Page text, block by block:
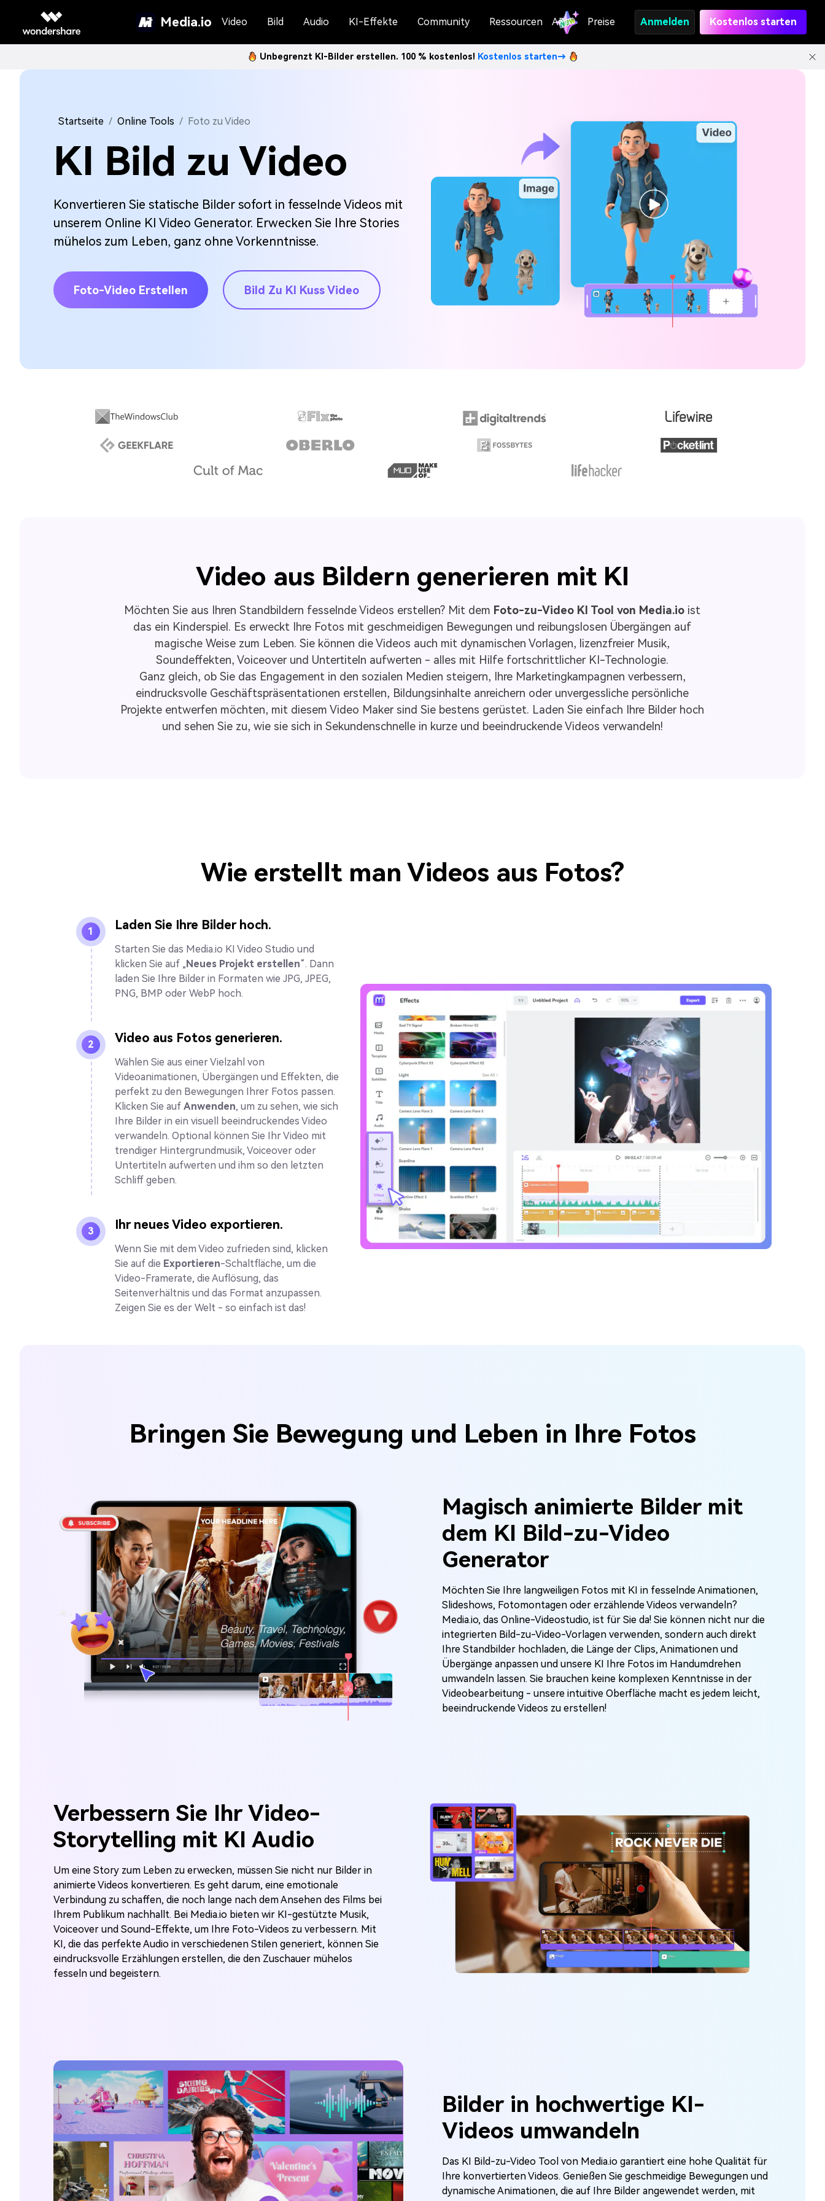
Media.io Video Bild Audio KI-Effekte Community Ressourcen API Preise Anmelden Kostenlos starten
Unbegrenzt KI-Bilder erstellen. 100 % kostenlos! Kostenlos starten→
Startseite Online Tools Foto zu Video
KI Bild zu Video
Konvertieren Sie statische Bilder sofort in fesselnde Videos mit
unserem Online KI Video Generator. Erwecken Sie Ihre Stories
mühelos zum Leben, ganz ohne Vorkenntnisse.
Foto-Video Erstellen Bild Zu KI Kuss Video
Video aus Bildern generieren mit KI
Möchten Sie aus Ihren Standbildern fesselnde Videos erstellen? Mit dem Foto-zu-Video KI Tool von Media.io ist
das ein Kinderspiel. Es erweckt Ihre Fotos mit geschmeidigen Bewegungen und reibungslosen Übergängen auf
magische Weise zum Leben. Sie können die Videos auch mit dynamischen Vorlagen, lizenzfreier Musik,
Soundeffekten, Voiceover und Untertiteln aufwerten - alles mit Hilfe fortschrittlicher KI-Technologie.
Ganz gleich, ob Sie das Engagement in den sozialen Medien steigern, Ihre Marketingkampagnen verbessern,
eindrucksvolle Geschäftspräsentationen erstellen, Bildungsinhalte anreichern oder unvergessliche persönliche
Projekte entwerfen möchten, mit diesem Video Maker sind Sie bestens gerüstet. Laden Sie einfach Ihre Bilder hoch
und sehen Sie zu, wie sie sich in Sekundenschnelle in kurze und beeindruckende Videos verwandeln!
Wie erstellt man Videos aus Fotos?
1 Laden Sie Ihre Bilder hoch.
Starten Sie das Media.io KI Video Studio und
klicken Sie auf „ Neues Projekt erstellen“. Dann
laden Sie Ihre Bilder in Formaten wie JPG, JPEG,
PNG, BMP oder WebP hoch.
2 Video aus Fotos generieren.
Wählen Sie aus einer Vielzahl von
Videoanimationen, Übergängen und Effekten, die
perfekt zu den Bewegungen Ihrer Fotos passen.
Klicken Sie auf Anwenden, um zu sehen, wie sich
Ihre Bilder in ein visuell beeindruckendes Video
verwandeln. Optional können Sie Ihr Video mit
trendiger Hintergrundmusik, Voiceover oder
Untertiteln aufwerten und ihm so den letzten
Schliff geben.
3 Ihr neues Video exportieren.
Wenn Sie mit dem Video zufrieden sind, klicken
Sie auf die Exportieren-Schaltfläche, um die
Video-Framerate, die Auflösung, das
Seitenverhältnis und das Format anzupassen.
Zeigen Sie es der Welt - so einfach ist das!
Bringen Sie Bewegung und Leben in Ihre Fotos
Magisch animierte Bilder mit
dem KI Bild-zu-Video
Generator
Möchten Sie Ihre langweiligen Fotos mit KI in fesselnde Animationen,
Slideshows, Fotomontagen oder erzählende Videos verwandeln?
Media.io, das Online-Videostudio, ist für Sie da! Sie können nicht nur die
integrierten Bild-zu-Video-Vorlagen verwenden, sondern auch direkt
Ihre Standbilder hochladen, die Länge der Clips, Animationen und
Übergänge anpassen und unsere KI Ihre Fotos im Handumdrehen
umwandeln lassen. Sie brauchen keine komplexen Kenntnisse in der
Videobearbeitung - unsere intuitive Oberfläche macht es jedem leicht,
beeindruckende Videos zu erstellen!
Verbessern Sie Ihr Video-
Storytelling mit KI Audio
Um eine Story zum Leben zu erwecken, müssen Sie nicht nur Bilder in
animierte Videos konvertieren. Es geht darum, eine emotionale
Verbindung zu schaffen, die noch lange nach dem Ansehen des Films bei
Ihrem Publikum nachhallt. Bei Media.io bieten wir KI-gestützte Musik,
Voiceover und Sound-Effekte, um Ihre Foto-Videos zu verbessern. Mit
KI, die das perfekte Audio in verschiedenen Stilen generiert, können Sie
eindrucksvolle Erzählungen erstellen, die den Zuschauer mühelos
fesseln und begeistern.
Bilder in hochwertige KI-
Videos umwandeln
Das KI Bild-zu-Video Tool von Media.io garantiert eine hohe Qualität für
Ihre konvertierten Videos. Genießen Sie geschmeidige Bewegungen und
dynamische Animationen, die auf Ihre Bilder angewendet werden, mit